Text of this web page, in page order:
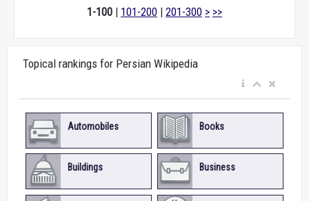
1-100 | 101-200 | 201-300 > >>
Topical rankings for Persian Wikipedia
Automobiles Books
Buildings Business